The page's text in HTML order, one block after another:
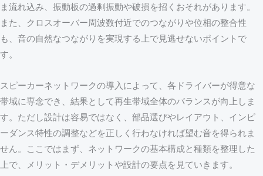
ま流れ込み、振動板の過剰振動や破損を招くおそれがあります。
また、クロスオーバー周波数付近でのつながりや位相の整合性
も、音の自然なつながりを実現する上で見逃せないポイントで
す。
スピーカーネットワークの導入によって、各ドライバーが得意な
帯域に専念でき、結果として再生帯域全体のバランスが向上しま
す。ただし設計は容易ではなく、部品選びやレイアウト、インピ
ーダンス特性の調整などを正しく行わなければ望む音を得られま
せん。ここではまず、ネットワークの基本構成と種類を整理した
上で、メリット・デメリットや設計の要点を見ていきます。